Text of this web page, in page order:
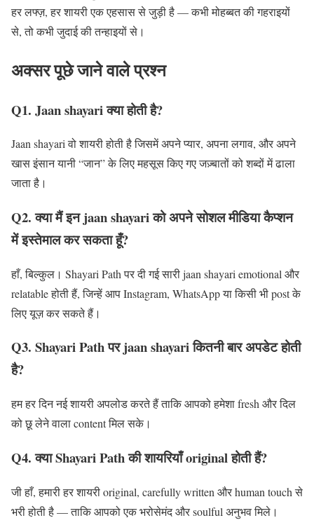
हर लफ्ज़, हर शायरी एक एहसास से जुड़ी है — कभी मोहब्बत की गहराइयों
से, तो कभी जुदाई की तन्हाइयों से।
अक्सर पूछे जाने वाले प्रश्न
Q1. Jaan shayari क्या होती है?
Jaan shayari वो शायरी होती है जिसमें अपने प्यार, अपना लगाव, और अपने
खास इंसान यानी “जान” के लिए महसूस किए गए जज़्बातों को शब्दों में ढाला
जाता है।
Q2. क्या मैं इन jaan shayari को अपने सोशल मीडिया कैप्शन
में इस्तेमाल कर सकता हूँ?
हाँ, बिल्कुल। Shayari Path पर दी गई सारी jaan shayari emotional और
relatable होती हैं, जिन्हें आप Instagram, WhatsApp या किसी भी post के
लिए यूज़ कर सकते हैं।
Q3. Shayari Path पर jaan shayari कितनी बार अपडेट होती
है?
हम हर दिन नई शायरी अपलोड करते हैं ताकि आपको हमेशा fresh और दिल
को छू लेने वाला content मिल सके।
Q4. क्या Shayari Path की शायरियाँ original होती हैं?
जी हाँ, हमारी हर शायरी original, carefully written और human touch से
भरी होती है — ताकि आपको एक भरोसेमंद और soulful अनुभव मिले।